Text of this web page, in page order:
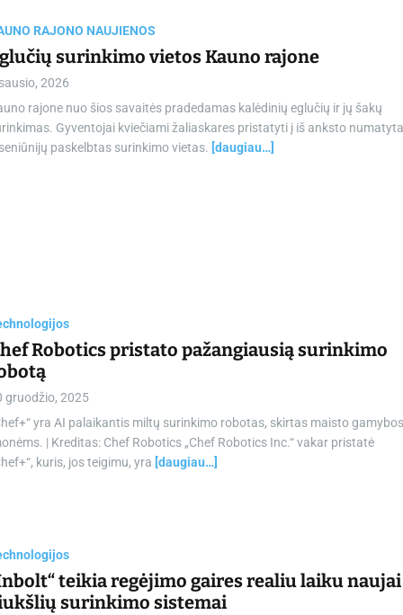
RAJONO NAUJIENOS
surinkimo vietos Kauno rajone
2026
rajone nuo šios savaitės pradedamas kalėdinių eglučių ir jų šakų
Gyventojai kviečiami žaliaskares pristatyti į iš anksto
paskelbtas surinkimo vietas. [daugiau…]
Robotics pristato pažangiausią surinkimo
gruodžio, 2025
yra AI palaikantis miltų surinkimo robotas, skirtas maisto
| Kreditas: Chef Robotics „Chef Robotics Inc.“ vakar pristatė
kuris, jos teigimu, yra [daugiau…]
teikia regėjimo gaires realiu laiku naujai
surinkimo sistemai